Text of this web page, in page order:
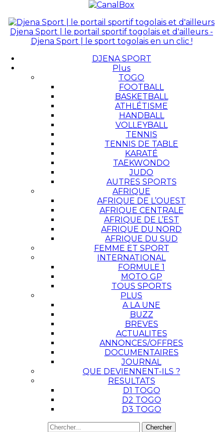
Djena Sport | le portail sportif togolais et d'ailleurs -
Djena Sport | le sport togolais en un clic !
DJENA SPORT
Plus
TOGO
FOOTBALL
BASKETBALL
ATHLÉTISME
HANDBALL
VOLLEYBALL
TENNIS
TENNIS DE TABLE
KARATÉ
TAEKWONDO
JUDO
AUTRES SPORTS
AFRIQUE
AFRIQUE DE L’OUEST
AFRIQUE CENTRALE
AFRIQUE DE L’EST
AFRIQUE DU NORD
AFRIQUE DU SUD
FEMME ET SPORT
INTERNATIONAL
FORMULE 1
MOTO GP
TOUS SPORTS
PLUS
A LA UNE
BUZZ
BREVES
ACTUALITES
ANNONCES/OFFRES
DOCUMENTAIRES
JOURNAL
QUE DEVIENNENT-ILS ?
RESULTATS
D1 TOGO
D2 TOGO
D3 TOGO